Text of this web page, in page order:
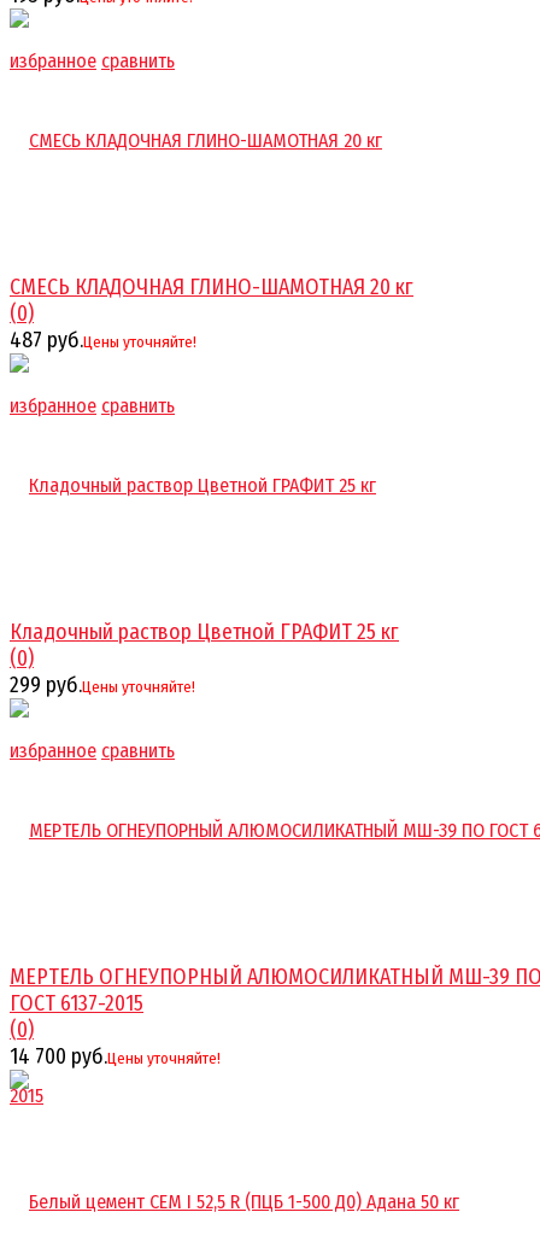
избранное сравнить
избранное сравнить
СМЕСЬ КЛАДОЧНАЯ ГЛИНО-ШАМОТНАЯ 20 кг
(0)
487 руб.Цены уточняйте!
избранное сравнить
Кладочный раствор Цветной ГРАФИТ 25 кг
(0)
299 руб.Цены уточняйте!
МЕРТЕЛЬ ОГНЕУПОРНЫЙ АЛЮМОСИЛИКАТНЫЙ МШ-39
ГОСТ 6137-2015
(0)
14 700 руб.Цены уточняйте!